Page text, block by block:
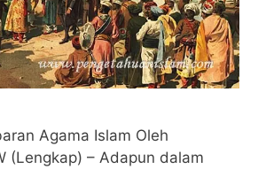
Agama Islam Oleh
(Lengkap) – Adapun dalam